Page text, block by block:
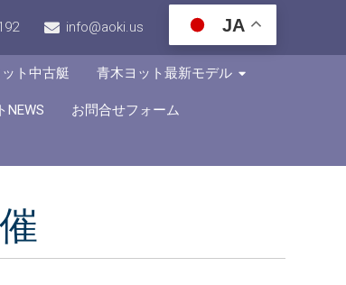
info@aoki.us JA
ト中古艇 青木ヨット最新モデル
NEWS お問合せフォーム